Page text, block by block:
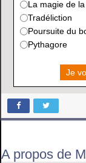
La magie de
Tradéliction
Poursuite du
Pythagore
Je
A propos de